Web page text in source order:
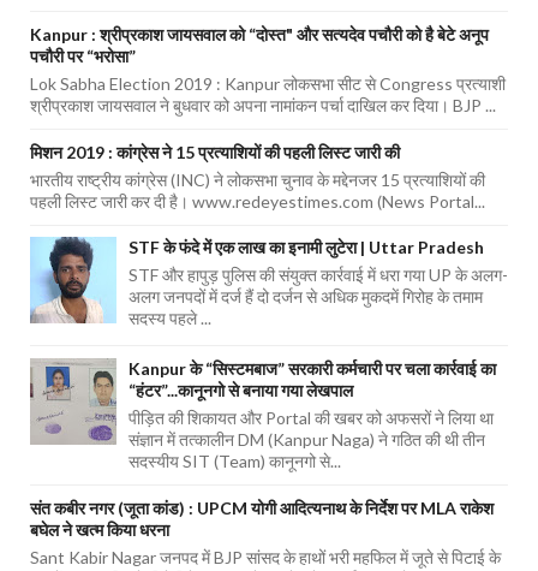
Kanpur : श्रीप्रकाश जायसवाल को “दोस्त" और सत्यदेव पचौरी को है बेटे अनूप
पचौरी पर “भरोसा”
Lok Sabha Election 2019 : Kanpur लोकसभा सीट से Congress प्रत्याशी
श्रीप्रकाश जायसवाल ने बुधवार को अपना नामांकन पर्चा दाखिल कर दिया। BJP ...
मिशन 2019 : कांग्रेस ने 15 प्रत्याशियों की पहली लिस्ट जारी की
भारतीय राष्ट्रीय कांग्रेस (INC) ने लोकसभा चुनाव के मद्देनजर 15 प्रत्याशियों की
पहली लिस्ट जारी कर दी है। www.redeyestimes.com (News Portal...
STF के फंदे में एक लाख का इनामी लुटेरा | Uttar Pradesh
STF और हापुड़ पुलिस की संयुक्त कार्रवाई में धरा गया UP के अलग-
अलग जनपदों में दर्ज हैं दो दर्जन से अधिक मुकदमें गिरोह के तमाम
सदस्य पहले ...
Kanpur के “सिस्टमबाज” सरकारी कर्मचारी पर चला कार्रवाई का
“हंटर”...कानूनगो से बनाया गया लेखपाल
पीड़ित की शिकायत और Portal की खबर को अफसरों ने लिया था
संज्ञान में तत्कालीन DM (Kanpur Naga) ने गठित की थी तीन
सदस्यीय SIT (Team) कानूनगो से...
संत कबीर नगर (जूता कांड) : UPCM योगी आदित्यनाथ के निर्देश पर MLA राकेश
बघेल ने खत्म किया धरना
Sant Kabir Nagar जनपद में BJP सांसद के हाथों भरी महफिल में जूते से पिटाई के